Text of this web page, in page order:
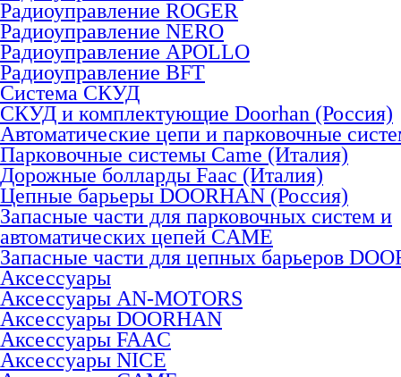
Радиоуправление ROGER
Радиоуправление NERO
Радиоуправление APOLLO
Радиоуправление BFT
Система СКУД
СКУД и комплектующие Doorhan (Россия)
Автоматические цепи и парковочные
Парковочные системы Came (Италия)
Дорожные болларды Faac (Италия)
Цепные барьеры DOORHAN (Россия)
Запасные части для парковочных систем и
автоматических цепей CAME
Запасные части для цепных барьеров
Аксессуары
Аксессуары AN-MOTORS
Аксесcуары DOORHAN
Аксесcуары FAAC
Аксесcуары NICE